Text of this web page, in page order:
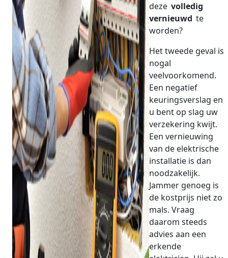
deze volledig
vernieuwd te
worden?
Het tweede geval is
nogal
veelvoorkomend.
Een negatief
keuringsverslag en
u bent op slag uw
verzekering kwijt.
Een vernieuwing
van de elektrische
installatie is dan
noodzakelijk.
Jammer genoeg is
de kostprijs niet zo
mals. Vraag
daarom steeds
advies aan een
erkende